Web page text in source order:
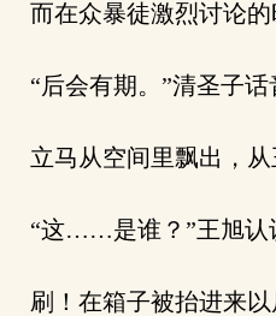
而在众暴徒激烈讨论的
“后会有期。”清圣子话
立马从空间里飘出，从
“这……是谁？”王旭认
刷！在箱子被抬进来以